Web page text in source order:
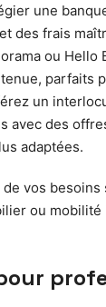
une
des frais
ou Hello
parfaits
un
avec des
adaptées.
vos besoins
ou mobilité